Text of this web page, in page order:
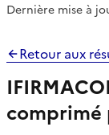
Dernière mise à
Retour aux
comprimé